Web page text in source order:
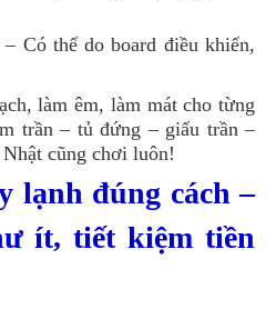
– Có thể do board điều khiển,
làm êm, làm mát cho từng
trần – tủ đứng – giấu trần –
cũng chơi luôn!
lạnh đúng cách –
ít, tiết kiệm tiền